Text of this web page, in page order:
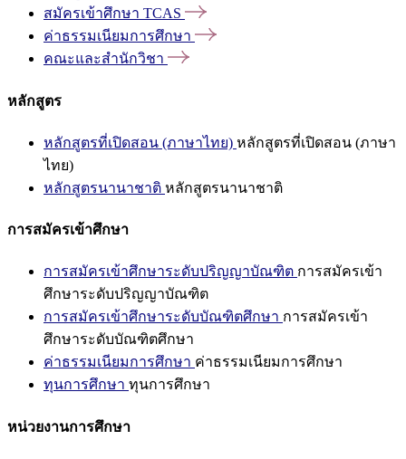
สมัครเข้าศึกษา TCAS
ค่าธรรมเนียมการศึกษา
คณะและสำนักวิชา
หลักสูตร
หลักสูตรที่เปิดสอน (ภาษาไทย) หลักสูตรที่เปิดสอน (ภาษา
ไทย)
หลักสูตรนานาชาติ หลักสูตรนานาชาติ
การสมัครเข้าศึกษา
การสมัครเข้าศึกษาระดับปริญญาบัณฑิต การสมัครเข้า
ศึกษาระดับปริญญาบัณฑิต
การสมัครเข้าศึกษาระดับบัณฑิตศึกษา การสมัครเข้า
ศึกษาระดับบัณฑิตศึกษา
ค่าธรรมเนียมการศึกษา ค่าธรรมเนียมการศึกษา
ทุนการศึกษา ทุนการศึกษา
หน่วยงานการศึกษา